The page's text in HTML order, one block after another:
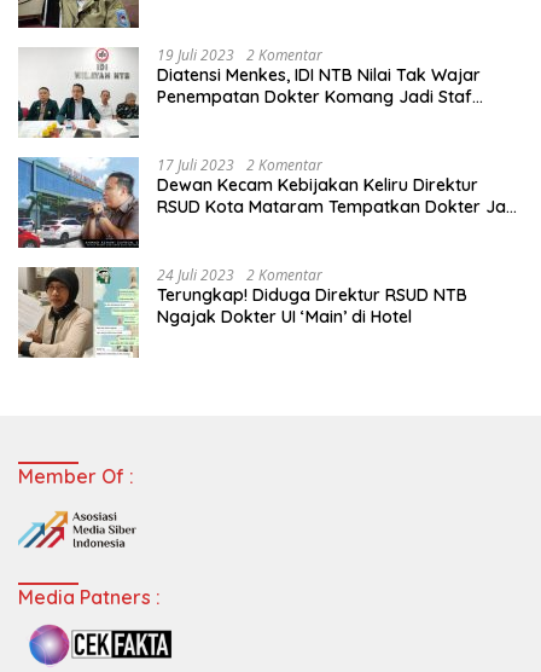
19 Juli 2023 2 Komentar
Diatensi Menkes, IDI NTB Nilai Tak Wajar
Penempatan Dokter Komang Jadi Staf
17 Juli 2023 2 Komentar
Dewan Kecam Kebijakan Keliru Direktur
RSUD Kota Mataram Tempatkan Dokter Jadi
24 Juli 2023 2 Komentar
Terungkap! Diduga Direktur RSUD NTB
Ngajak Dokter UI ‘Main’ di Hotel
Member Of :
Media Patners :